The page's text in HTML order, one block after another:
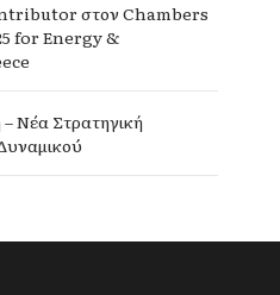
στον Chambers
for Energy &
Νέα Στρατηγική